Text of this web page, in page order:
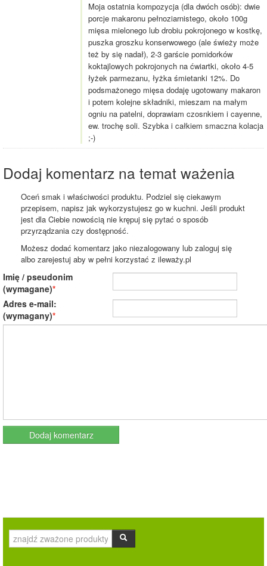
Moja ostatnia kompozycja (dla dwóch osób): dwie
porcje makaronu pełnoziarnistego, około 100g
mięsa mielonego lub drobiu pokrojonego w kostkę,
puszka groszku konserwowego (ale świeży może
też by się nadał), 2-3 garście pomidorków
koktajlowych pokrojonych na ćwiartki, około 4-5
łyżek parmezanu, łyżka śmietanki 12%. Do
podsmażonego mięsa dodaję ugotowany makaron
i potem kolejne składniki, mieszam na małym
ogniu na patelni, doprawiam czosnkiem i cayenne,
ew. trochę soli. Szybka i całkiem smaczna kolacja
;-)
Dodaj komentarz na temat ważenia
Oceń smak i właściwości produktu. Podziel się ciekawym
przepisem, napisz jak wykorzystujesz go w kuchni. Jeśli produkt
jest dla Ciebie nowością nie krępuj się pytać o sposób
przyrządzania czy dostępność.
Możesz dodać komentarz jako niezalogowany lub zaloguj się
albo zarejestuj aby w pełni korzystać z ileważy.pl
Imię / pseudonim
(wymagane)
Adres e-mail:
(wymagany)